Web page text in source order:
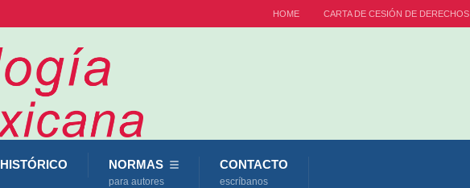
HOME CARTA DE CESIÓN DE DERECHOS
HISTÓRICO NORMAS
para autores
CONTACTO
escríbanos